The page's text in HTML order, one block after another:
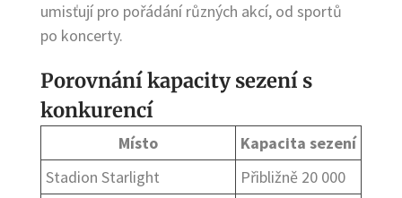
umisťují pro pořádání různých akcí, od sportů
po koncerty.
Porovnání kapacity sezení s
konkurencí
Místo
Kapacita sezení
Stadion Starlight
Přibližně 20 000